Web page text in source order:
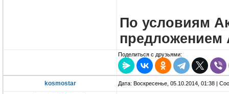
По условиям
предложением
Поделиться с друзьями:
kosmostar Дата: Воскресенье, 05.10.2014, 01:38 |